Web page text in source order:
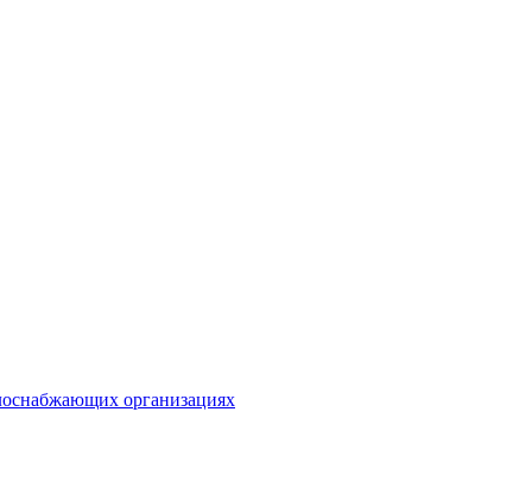
организациях